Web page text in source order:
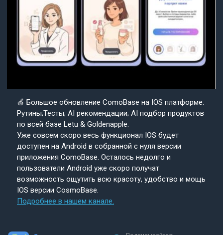
🍏 Большое обновление ComoBase на IOS платформе.
Рутины;Тесты; AI рекомендации; AI подбор продуктов
по всей базе Letu & Goldenapple.
Уже совсем скоро весь функционал IOS будет
доступен на Android в собранной с нуля версии
приложения ComoBase. Осталось недолго и
пользователи Android уже скоро получат
возможность ощутить всю красоту, удобство и мощь
IOS версии CosmoBase.
Подробнее в нашем канале.